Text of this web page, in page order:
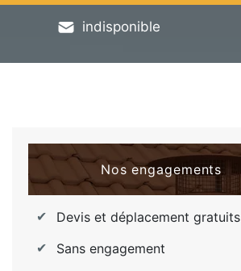
indisponible
Nos engagements
Devis et déplacement gratuits
Sans engagement